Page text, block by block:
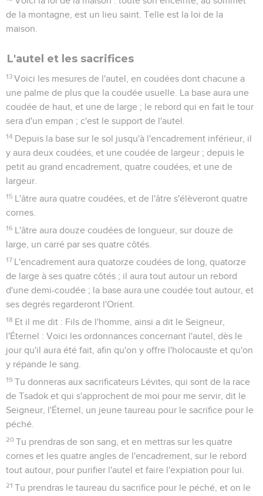
de la montagne, est un lieu saint. Telle est la loi de la
maison.
L'autel et les sacrifices
13 Voici les mesures de l'autel, en coudées dont chacune a
une palme de plus que la coudée usuelle. La base aura une
coudée de haut, et une de large ; le rebord qui en fait le tour
sera d'un empan ; c'est le support de l'autel.
14 Depuis la base sur le sol jusqu'à l'encadrement inférieur, il
y aura deux coudées, et une coudée de largeur ; depuis le
petit au grand encadrement, quatre coudées, et une de
largeur.
15 L'âtre aura quatre coudées, et de l'âtre s'élèveront quatre
cornes.
16 L'âtre aura douze coudées de longueur, sur douze de
large, un carré par ses quatre côtés.
17 L'encadrement aura quatorze coudées de long, quatorze
de large à ses quatre côtés ; il aura tout autour un rebord
d'une demi-coudée ; la base aura une coudée tout autour, et
ses degrés regarderont l'Orient.
18 Et il me dit : Fils de l'homme, ainsi a dit le Seigneur,
l'Éternel : Voici les ordonnances concernant l'autel, dès le
jour qu'il aura été fait, afin qu'on y offre l'holocauste et qu'on
y répande le sang.
19 Tu donneras aux sacrificateurs Lévites, qui sont de la race
de Tsadok et qui s'approchent de moi pour me servir, dit le
Seigneur, l'Éternel, un jeune taureau pour le sacrifice pour le
péché.
20 Tu prendras de son sang, et en mettras sur les quatre
cornes et les quatre angles de l'encadrement, sur le rebord
tout autour, pour purifier l'autel et faire l'expiation pour lui.
21 Tu prendras le taureau du sacrifice pour le péché, et on le